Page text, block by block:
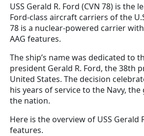
Elkötelezettségünk a naprakész
szakértői elemzések iránt nem
közbeszerzések és
Tisztában vagyunk azzal, hogy
a pihenést és a szórakozást, például
amelyet a különböző online
szerencséjük próbára tétele jelent.
segítségül olyan webhelyek, mint a
amelyek egyensúlyt kínálnak a
dinamika és a szórakozás között. Ez
platform a felelősségteljes
népszerűsíti, és átfogó
USS Gerald R. Ford (CVN 78) is the
Ford-class aircraft carriers of the
78 is a nuclear-powered carrier with
AAG features.
The ship’s name was dedicated to
president Gerald R. Ford, the 38th
United States. The decision
his years of service to the Navy,
the nation.
Here is the overview of USS Gerald
features.